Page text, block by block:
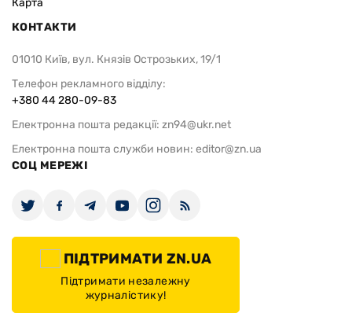
Карта
КОНТАКТИ
01010 Київ, вул. Князів Острозьких, 19/1
Телефон рекламного відділу:
+380 44 280-09-83
Електронна пошта редакції: zn94@ukr.net
Електронна пошта служби новин: editor@zn.ua
СОЦ МЕРЕЖІ
ПІДТРИМАТИ ZN.UA
Підтримати незалежну
журналістику!